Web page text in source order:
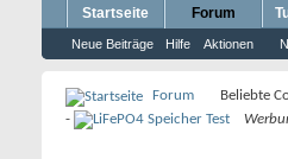
Startseite Forum
Neue Beiträge Hilfe Aktionen
Forum
Beliebte
-